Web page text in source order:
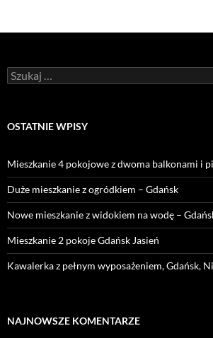
Szukaj:
OSTATNIE WPISY
Mieszkanie 4 pokojowe z dwoma balkonami i
Duże mieszkanie z ogródkiem – Gdańsk
Nowe mieszkanie z widokiem na wodę –
Mieszkanie 2 pokoje Gdańsk Jasień
Kawalerka z pełnym wyposażeniem, Gdańsk,
NAJNOWSZE KOMENTARZE